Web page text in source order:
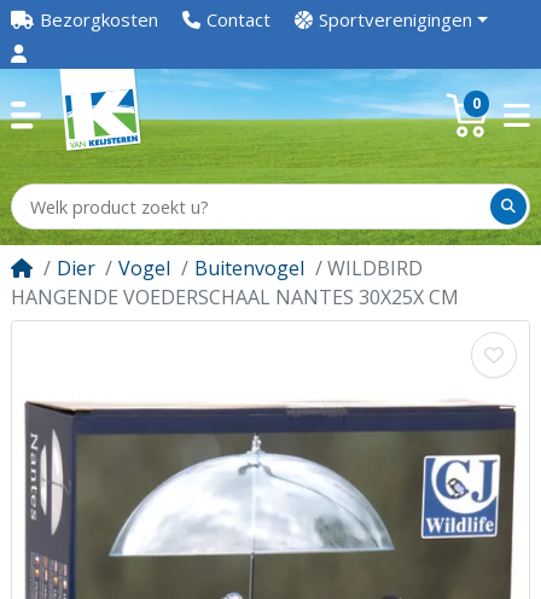
Bezorgkosten Contact Sportverenigingen
0
Dier Vogel Buitenvogel
WILDBIRD
HANGENDE VOEDERSCHAAL NANTES 30X25X CM